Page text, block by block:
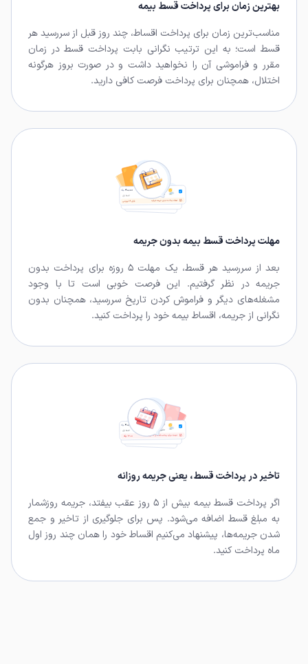
بهترین زمان برای پرداخت قسط بیمه
مناسب‌ترین زمان برای پرداخت اقساط، چند روز قبل از سررسید هر
قسط است؛ به این ترتیب نگرانی بابت پرداخت قسط در زمان
مقرر و فراموشی آن را نخواهید داشت و در صورت بروز هرگونه
اختلال، همچنان برای پرداخت فرصت کافی دارید.
مهلت پرداخت قسط بیمه بدون جریمه
بعد از سررسید هر قسط، یک مهلت ۵ روزه برای پرداخت بدون
جریمه در نظر گرفتیم. این فرصت خوبی است تا با وجود
مشغله‌های دیگر و فراموش کردن تاریخ سررسید، همچنان بدون
نگرانی از جریمه، اقساط بیمه خود را پرداخت کنید.
تاخیر در پرداخت قسط، یعنی جریمه روزانه
اگر پرداخت قسط بیمه بیش از ۵ روز عقب بیفتد، جریمه روزشمار
به مبلغ قسط اضافه می‌شود. پس برای جلوگیری از تاخیر و جمع
شدن جریمه‌ها‌، پیشنهاد می‌کنیم اقساط خود را همان چند روز اول
ماه پرداخت کنید.